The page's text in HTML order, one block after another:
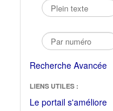
Recherche Avancée
LIENS UTILES :
Le portail s'améliore